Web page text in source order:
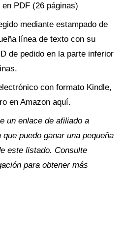
PDF (26 páginas)
mediante estampado de
línea de texto con su
de pedido en la parte inferior
con formato Kindle,
en Amazon aquí.
un enlace de afiliado a
puedo ganar una pequeña
este listado. Consulte
para obtener más